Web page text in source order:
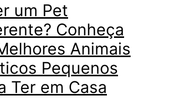
um Pet
Conheça
Animais
Pequenos
Ter em Casa